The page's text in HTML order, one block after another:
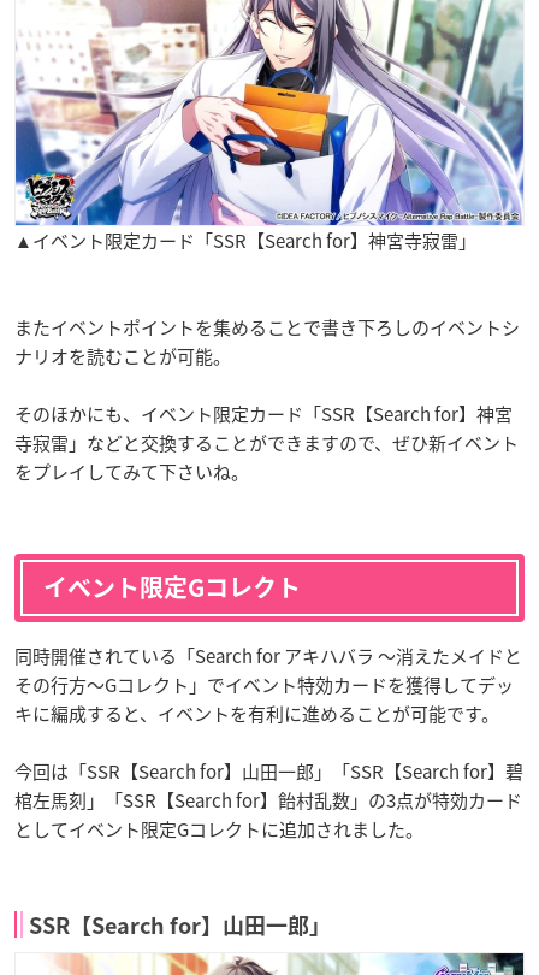
▲イベント限定カード「SSR【Search for】神宮寺寂雷」
またイベントポイントを集めることで書き下ろしのイベントシ
ナリオを読むことが可能。
そのほかにも、イベント限定カード「SSR 【Search for】神宮
寺寂雷」などと交換することができますので、ぜひ新イベント
をプレイしてみて下さいね。
イベント限定Gコレクト
同時開催されている「Search for アキハバラ ～消えたメイドと
その行方～Gコレクト」でイベント特効カードを獲得してデッ
キに編成すると、イベントを有利に進めることが可能です。
今回は「SSR【Search for】山田一郎」「SSR【Search for】碧
棺左馬刻」「SSR【Search for】飴村乱数」の3点が特効カード
としてイベント限定Gコレクトに追加されました。
SSR【Search for】山田一郎」